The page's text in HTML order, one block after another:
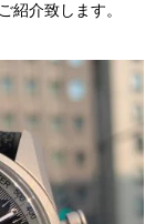
紹介致します。